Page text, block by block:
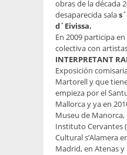
obras de la década
desaparecida sala
d´Eivissa.
En 2009 participa
colectiva con
INTERPRETANT
Exposición
Martorell y que
empieza por el
Mallorca y ya en
Museu de
Instituto Cervantes
Cultural s’Alamera
Madrid, en Atenas y